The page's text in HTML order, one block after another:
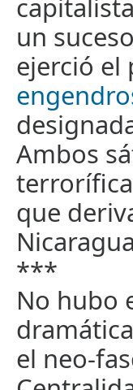
un
ejerció el
Ambos
que
***
No hubo
el neo-